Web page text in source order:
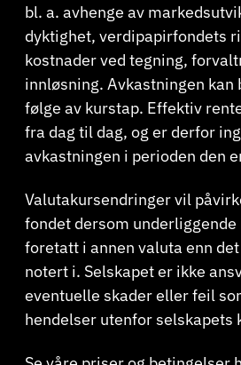
bl. a. avhenge av
dyktighet, verdipapirfondets
kostnader ved tegning,
innløsning. Avkastningen kan
følge av kurstap. Effektiv
fra dag til dag, og er derfor
avkastningen i perioden den
Valutakursendringer vil
fondet dersom
foretatt i annen valuta enn
notert i. Selskapet er ikke
eventuelle skader eller feil
hendelser utenfor selskapets